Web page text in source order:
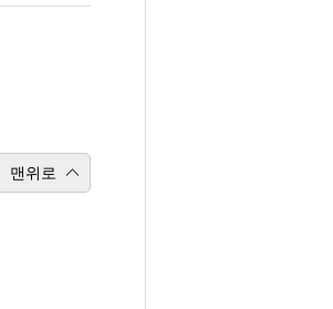
맨위로